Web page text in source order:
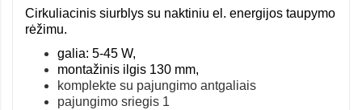
Cirkuliacinis siurblys su naktiniu el. energijos taupymo
rėžimu.
galia: 5-45 W,
montažinis ilgis 130 mm,
komplekte su pajungimo antgaliais
pajungimo sriegis 1